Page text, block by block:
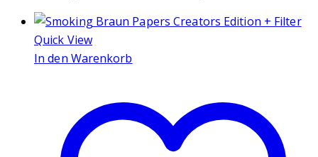
Quick View
In den Warenkorb